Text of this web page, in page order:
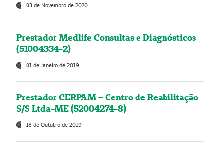
03 de Novembro de 2020
Prestador Medlife Consultas e Diagnósticos
(51004334-2)
01 de Janeiro de 2019
Prestador CERPAM – Centro de Reabilitação
S/S Ltda-ME (52004274-8)
18 de Outubro de 2019